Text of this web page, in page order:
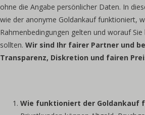
ohne die Angabe persönlicher Daten. In
wie der anonyme Goldankauf funktioniert,
Rahmenbedingungen gelten und worauf
sollten. Wir sind Ihr fairer Partner und
Transparenz, Diskretion und fairen
Wie funktioniert der Goldankauf